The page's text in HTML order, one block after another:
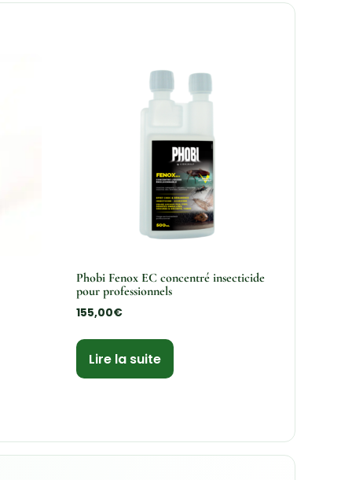
Phobi Fenox EC concentré insecticide
pour professionnels
155,00€
Lire la suite